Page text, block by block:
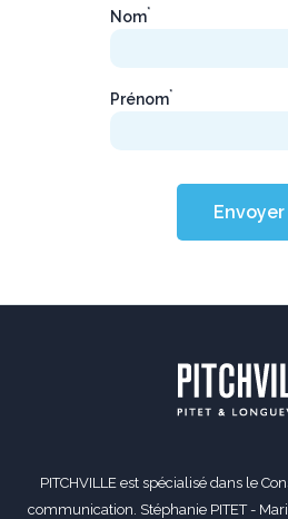
Nom*
Prénom*
Envoyer
PITCHVILLE est spécialisé dans le
communication. Stéphanie PITET -